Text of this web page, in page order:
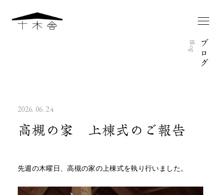
ブ
ロ
グ
Blog
2026. 06. 24
高槻の家 上棟式のご報告
先週の木曜日、高槻の家の上棟式を執り行いました。